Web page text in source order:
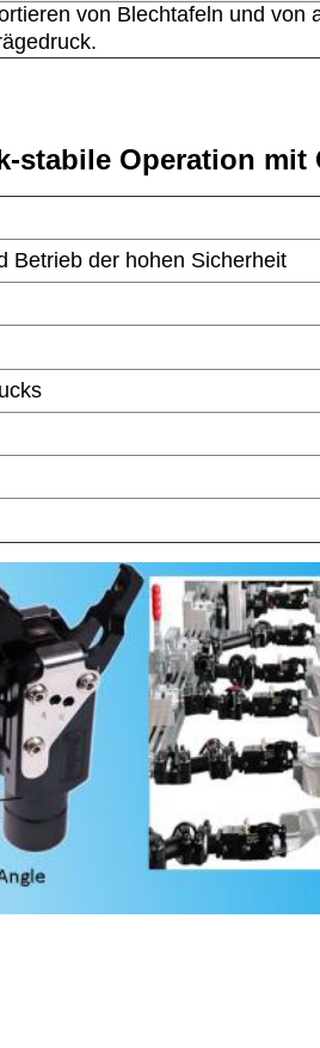
von Blechtafeln und von
stabile Operation mit
Betrieb der hohen Sicherheit